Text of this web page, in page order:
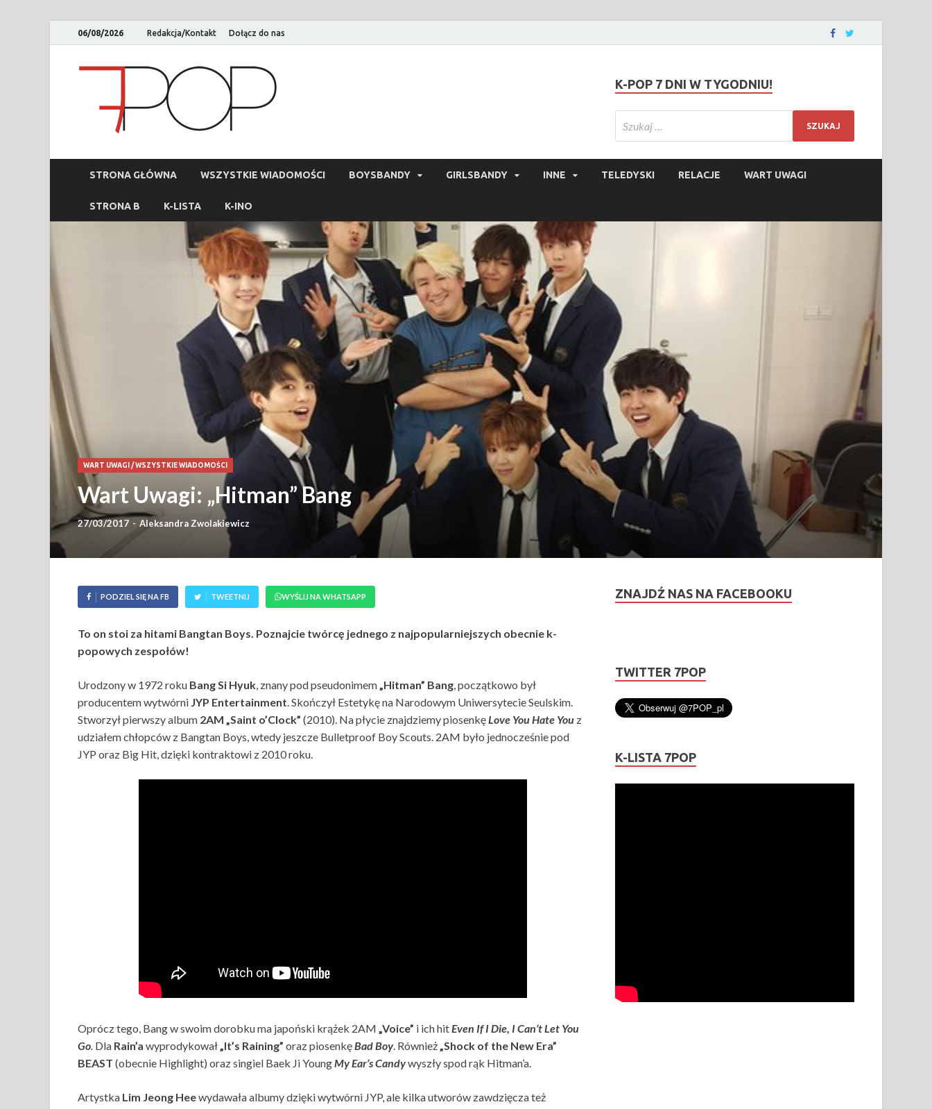
06/08/2026 Redakcja/Kontakt Dołącz do nas
K-POP 7 DNI W TYGODNIU!
STRONA GŁÓWNA WSZYSTKIE WIADOMOŚCI BOYSBANDY GIRLSBANDY INNE TELEDYSKI RELACJE WART UWAGI
STRONA B K-LISTA K-INO
WART UWAGI /WSZYSTKIE WIADOMOŚCI
Wart Uwagi: „Hitman” Bang
27/03/2017 - Aleksandra Zwolakiewicz
PODZIEL SIĘ NA FB TWEETNIJ WYŚLIJ NA WHATSAPP
To on stoi za hitami Bangtan Boys. Poznajcie twórcę jednego z najpopularniejszych obecnie k-
popowych zespołów!
Urodzony w 1972 roku Bang Si Hyuk, znany pod pseudonimem„Hitman” Bang, początkowo był
producentem wytwórni JYP Entertainment. Skończył Estetykę na Narodowym Uniwersytecie Seulskim.
Stworzył pierwszy album 2AM „Saint o’Clock” (2010). Na płycie znajdziemy piosenkęLove You Hate You z
udziałem chłopców z Bangtan Boys, wtedy jeszcze Bulletproof Boy Scouts. 2AM było jednocześnie pod
JYP oraz Big Hit, dzięki kontraktowi z 2010 roku.
Oprócz tego, Bang w swoim dorobku ma japoński krążek 2AM „Voice” i ich hitEven If I Die, I Can’t Let You
Go. Dla Rain’a wyprodykował„It’s Raining” oraz piosenkęBad Boy. Również„Shock of the New Era”
BEAST (obecnie Highlight) oraz singiel Baek Ji YoungMy Ear’s Candywyszły spod rąk Hitman’a.
Artystka Lim Jeong Heewydawała albumy dzięki wytwórni JYP, ale kilka utworów zawdzięcza też
ZNAJDŹ NAS NA FACEBOOKU
TWITTER 7POP
K-LISTA 7POP